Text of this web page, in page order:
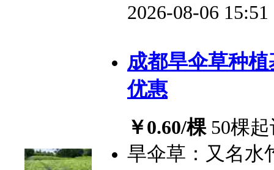
2026-08-06
成都旱伞草种
优惠
￥0.60/棵 50棵
旱伞草：又名水